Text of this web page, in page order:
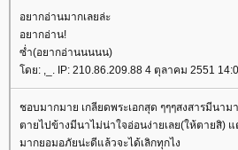
อยากอ่านมากเลยล่ะ
อยากอ่าน!
ซ่ำ(อยากอ่านนนนน)
ดย: ,_. IP: 210.86.209.88 4 ตุลาคม 2551
ชอบมากมาย เกลียดพระเอกสุด ๆๆๆสงสารมีนา
ตายไปข้างมีนาไม่น่าใจอ่อนง่ายเลย(ให้ตายสิ) แ
มากยอมอภัยน่ะดีแล้วจะได้เลิกทุกไง